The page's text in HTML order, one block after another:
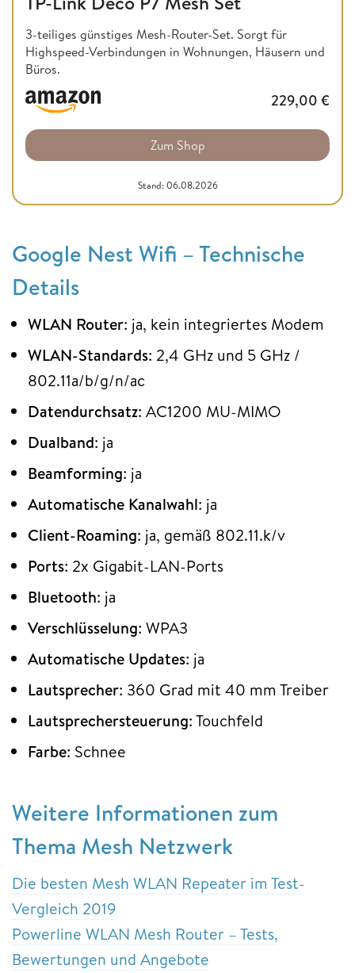
3-teiliges günstiges Mesh-Router-Set. Sorgt für
Highspeed-Verbindungen in Wohnungen, Häusern und
Büros.
229,00 €
Zum Shop
Stand: 06.08.2026
Google Nest Wifi – Technische
Details
WLAN Router: ja, kein integriertes Modem
WLAN-Standards: 2,4 GHz und 5 GHz /
802.11a/b/g/n/ac
Datendurchsatz: AC1200 MU-MIMO
Dualband: ja
Beamforming: ja
Automatische Kanalwahl: ja
Client-Roaming: ja, gemäß 802.11.k/v
Ports: 2x Gigabit-LAN-Ports
Bluetooth: ja
Verschlüsselung: WPA3
Automatische Updates: ja
Lautsprecher: 360 Grad mit 40 mm Treiber
Lautsprechersteuerung: Touchfeld
Farbe: Schnee
Weitere Informationen zum
Thema Mesh Netzwerk
Die besten Mesh WLAN Repeater im Test-
Vergleich 2019
Powerline WLAN Mesh Router – Tests,
Bewertungen und Angebote